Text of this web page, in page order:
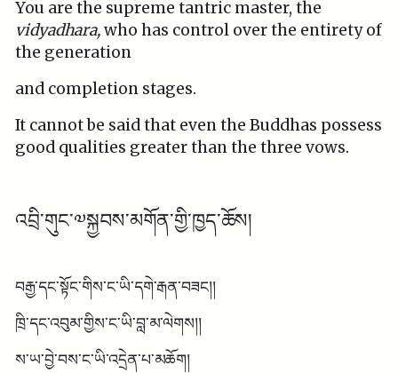
You are the supreme tantric master, the
vidyadhara,who has control over the entirety of
the generation
and completion stages.
It cannot be said that even the Buddhas possess
good qualities greater than the three vows.
འབྲི་གུང་༧སྐྱབས་མགོན་གྱི་ཁྱད་ཆོས།
བརྒྱ་དང་སྟོང་གིས་ང་ཡི་དགེ་རྒན་བཟང།།
ཁྲི་དང་འབུམ་གྱིས་ང་ཡི་བླ་མ་ལེགས།།
ས་ཡ་བྱེ་བས་ང་ཡི་འདྲེན་པ་མཆོག།